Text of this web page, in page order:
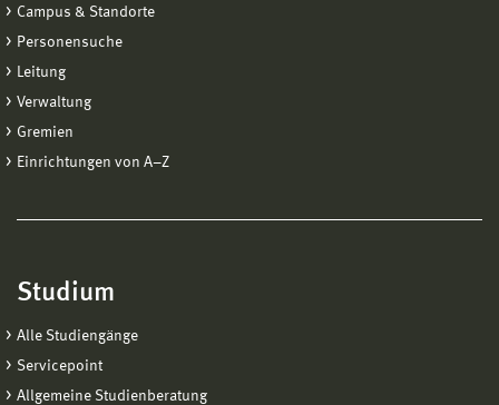
Campus & Standorte
Personensuche
Leitung
Verwaltung
Gremien
Einrichtungen von A−Z
Studium
Alle Studiengänge
Servicepoint
Allgemeine Studienberatung